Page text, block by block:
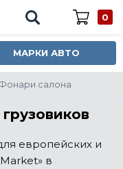
0
МАРКИ АВТО
салона
европейских и
в